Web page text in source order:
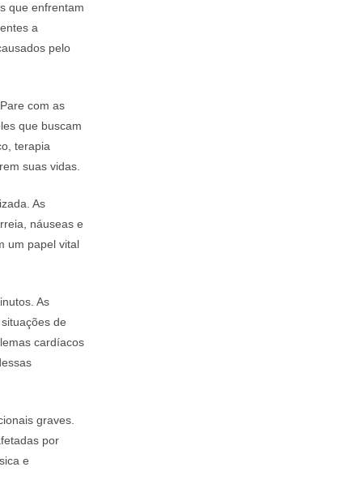
que enfrentam
a
pelo
com as
que buscam
terapia
suas vidas.
As
náuseas e
um papel vital
As
de
cardíacos
graves.
por
e